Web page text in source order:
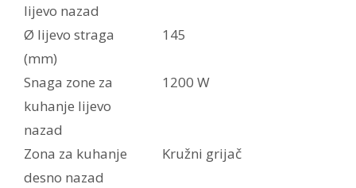
lijevo nazad
Ø lijevo straga
(mm)
145
Snaga zone za
kuhanje lijevo
nazad
1200 W
Zona za kuhanje
desno nazad
Kružni grijač